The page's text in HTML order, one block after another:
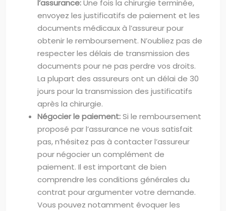
l’assurance:Une fois la chirurgie terminée,
envoyez les justificatifs de paiement et les
documents médicaux à l’assureur pour
obtenir le remboursement. N’oubliez pas de
respecter les délais de transmission des
documents pour ne pas perdre vos droits.
La plupart des assureurs ont un délai de 30
jours pour la transmission des justificatifs
après la chirurgie.
Négocier le paiement:Si le remboursement
proposé par l’assurance ne vous satisfait
pas, n’hésitez pas à contacter l’assureur
pour négocier un complément de
paiement. Il est important de bien
comprendre les conditions générales du
contrat pour argumenter votre demande.
Vous pouvez notamment évoquer les